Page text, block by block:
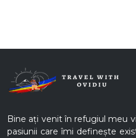
Bine ați venit în refugiul meu
pasiunii care îmi definește